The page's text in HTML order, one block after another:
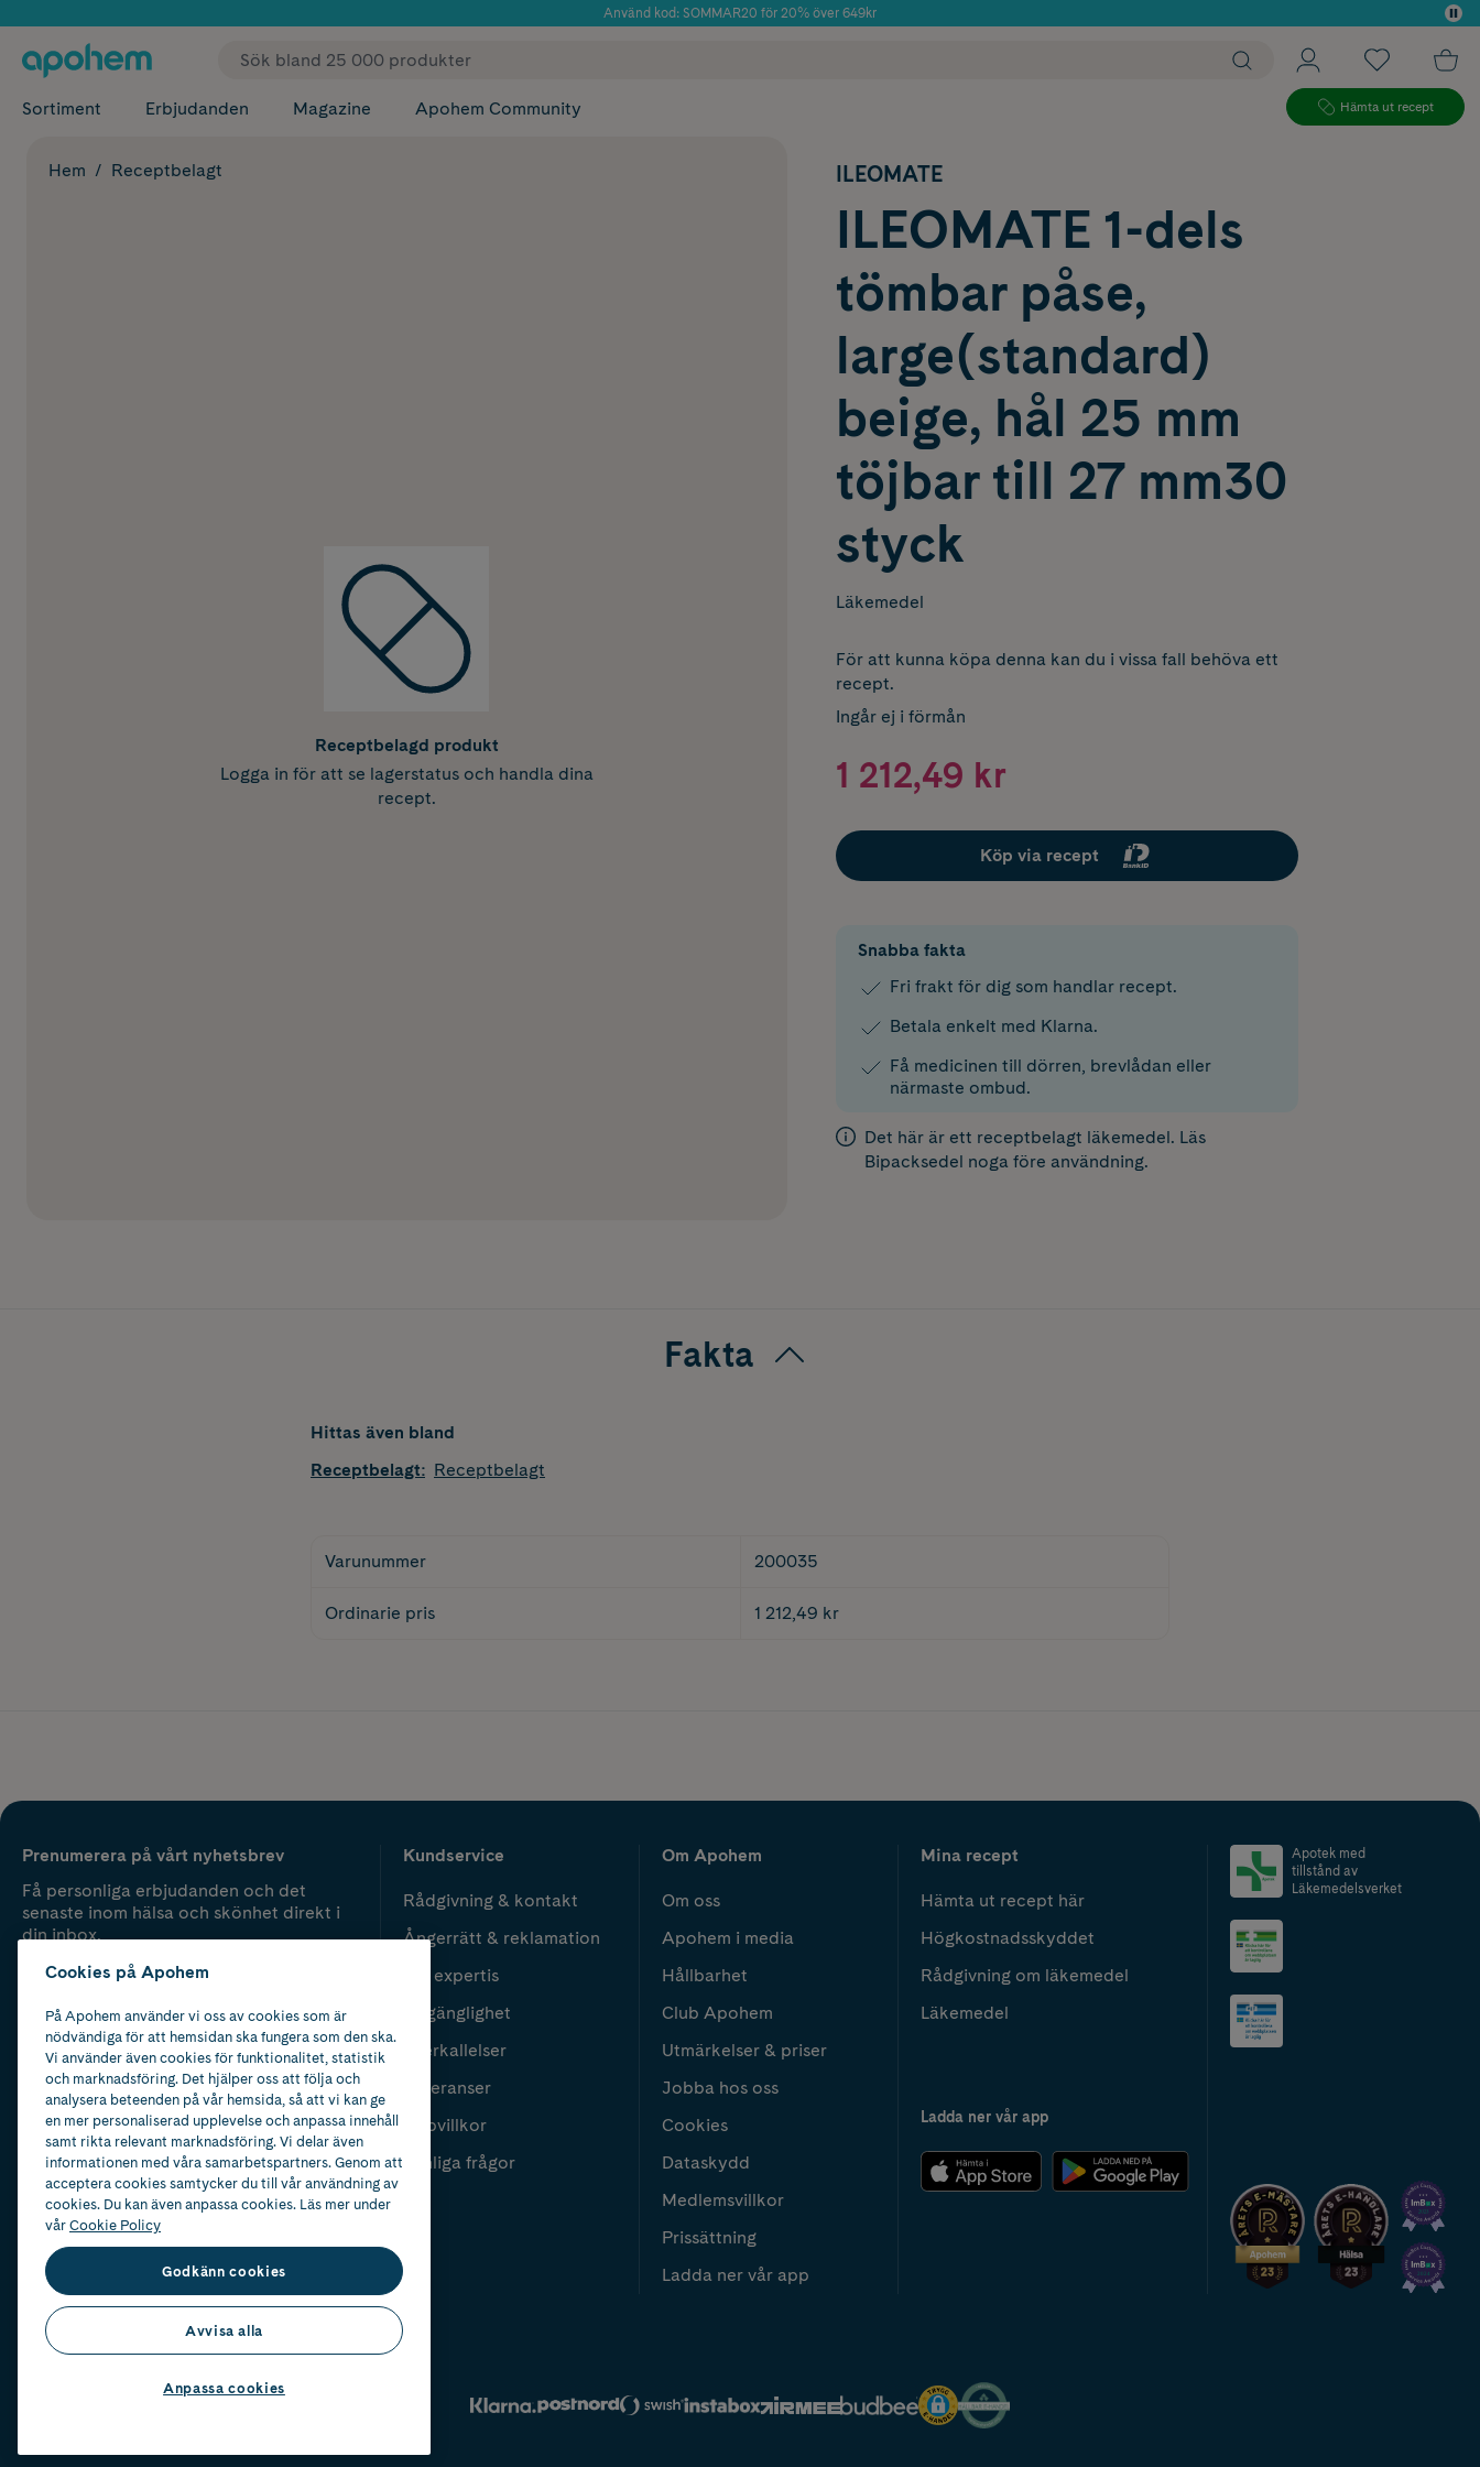
Använd kod: SOMMAR20 för 20% över 649kr
✓ Fri frakt
Sortiment Erbjudanden Magazine Apohem Community Hämta ut recept
Hem Receptbelagt
Receptbelagd produkt
Logga in för att se lagerstatus och handla dina
recept.
ILEOMATE
ILEOMATE 1-dels
tömbar påse,
large(standard)
beige, hål 25 mm
töjbar till 27 mm30
styck
Läkemedel
För att kunna köpa denna kan du i vissa fall behöva ett
recept.
Ingår ej i förmån
1 212,49 kr
Köp via recept
Snabba fakta
Fri frakt för dig som handlar recept.
Betala enkelt med Klarna.
Få medicinen till dörren, brevlådan eller
närmaste ombud.
Det här är ett receptbelagt läkemedel. Läs
Bipacksedel noga före användning.
Fakta
Hittas även bland
Receptbelagt: Receptbelagt
Varunummer 200035
Ordinarie pris 1 212,49 kr
Prenumerera på vårt nyhetsbrev
Få personliga erbjudanden och det
senaste inom hälsa och skönhet direkt i
din inbox.
Kundservice
Rådgivning & kontakt
Ångerrätt & reklamation
Vår expertis
Tillgänglighet
Återkallelser
Leveranser
Köpvillkor
Vanliga frågor
Om Apohem
Om oss
Apohem i media
Hållbarhet
Club Apohem
Utmärkelser & priser
Jobba hos oss
Cookies
Dataskydd
Medlemsvillkor
Prissättning
Ladda ner vår app
Mina recept
Hämta ut recept här
Högkostnadsskyddet
Rådgivning om läkemedel
Läkemedel
Ladda ner vår app
Apotek med
tillstånd av
Läkemedelsverket
2024
Cookies på Apohem
På Apohem använder vi oss av cookies som är
nödvändiga för att hemsidan ska fungera som den ska.
Vi använder även cookies för funktionalitet, statistik
och marknadsföring. Det hjälper oss att följa och
analysera beteenden på vår hemsida, så att vi kan ge
en mer personaliserad upplevelse och anpassa innehåll
samt rikta relevant marknadsföring. Vi delar även
informationen med våra samarbetspartners. Genom att
acceptera cookies samtycker du till vår användning av
cookies. Du kan även anpassa cookies. Läs mer under
vårCookie Policy
Godkänn cookies
Avvisa alla
Anpassa cookies